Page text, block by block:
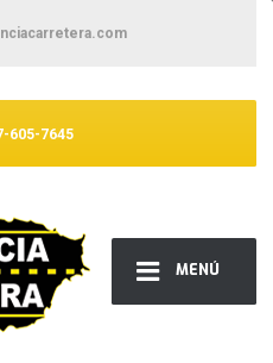
MENÚ
605-7645